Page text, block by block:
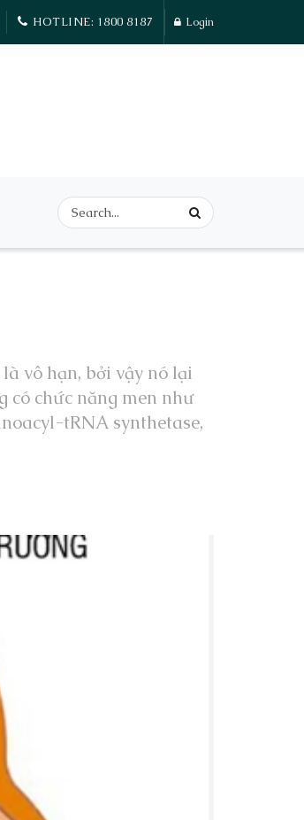
HOTLINE: 1800 8187 Login
vô hạn, bởi vậy nó lại
có chức năng men như
tRNA synthetase,